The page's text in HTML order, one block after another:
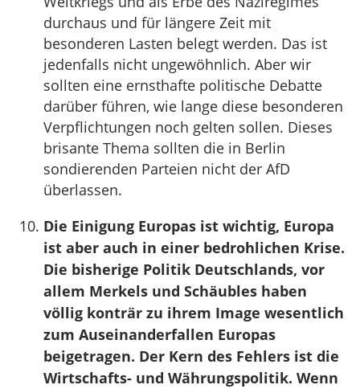
durchaus und für längere Zeit mit
besonderen Lasten belegt werden. Das ist
jedenfalls nicht ungewöhnlich. Aber wir
sollten eine ernsthafte politische Debatte
darüber führen, wie lange diese besonderen
Verpflichtungen noch gelten sollen. Dieses
brisante Thema sollten die in Berlin
sondierenden Parteien nicht der AfD
überlassen.
Die Einigung Europas ist wichtig, Europa
ist aber auch in einer bedrohlichen Krise.
Die bisherige Politik Deutschlands, vor
allem Merkels und Schäubles haben
völlig konträr zu ihrem Image wesentlich
zum Auseinanderfallen Europas
beigetragen. Der Kern des Fehlers ist die
Wirtschafts- und Währungspolitik. Wenn